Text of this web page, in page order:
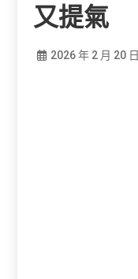
又提氣
2026 年 2 月 20 日